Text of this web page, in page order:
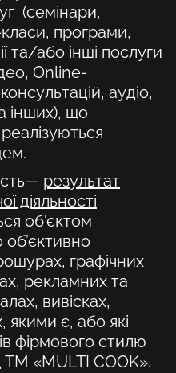
(семінари,
програми,
та/або інші послуги
Online-
аудіо,
інших), що
— результат
діяльності
об'єктом
графічних
рекламних та
вивісках,
якими є, або які
фірмового стилю
ТМ «MULTI СOOK».